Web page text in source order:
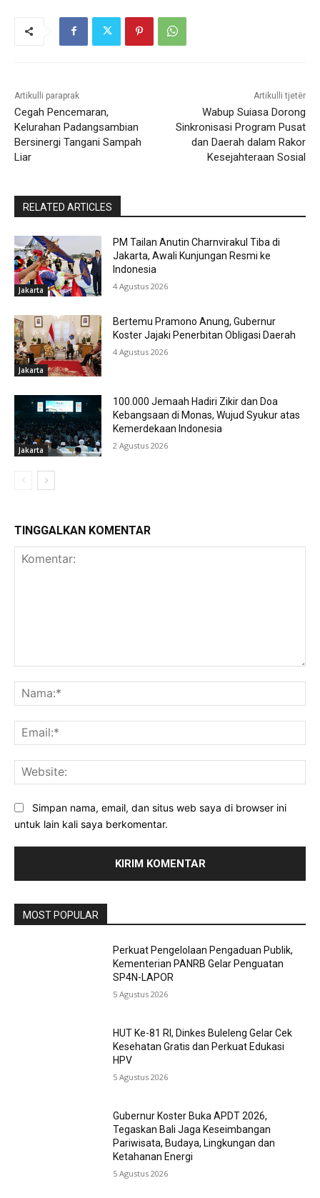
Artikulli paraprak
Cegah Pencemaran,
Kelurahan Padangsambian
Bersinergi Tangani Sampah
Liar
Artikulli tjetër
Wabup Suiasa Dorong
Sinkronisasi Program Pusat
dan Daerah dalam Rakor
Kesejahteraan Sosial
RELATED ARTICLES
Jakarta
PM Tailan Anutin Charnvirakul Tiba di
Jakarta, Awali Kunjungan Resmi ke
Indonesia
4 Agustus 2026
Jakarta
Bertemu Pramono Anung, Gubernur
Koster Jajaki Penerbitan Obligasi Daerah
4 Agustus 2026
Jakarta
100.000 Jemaah Hadiri Zikir dan Doa
Kebangsaan di Monas, Wujud Syukur atas
Kemerdekaan Indonesia
2 Agustus 2026
TINGGALKAN KOMENTAR
Simpan nama, email, dan situs web saya di browser ini
untuk lain kali saya berkomentar.
MOST POPULAR
Perkuat Pengelolaan Pengaduan Publik,
Kementerian PANRB Gelar Penguatan
SP4N-LAPOR
5 Agustus 2026
HUT Ke-81 RI, Dinkes Buleleng Gelar Cek
Kesehatan Gratis dan Perkuat Edukasi
HPV
5 Agustus 2026
Gubernur Koster Buka APDT 2026,
Tegaskan Bali Jaga Keseimbangan
Pariwisata, Budaya, Lingkungan dan
Ketahanan Energi
5 Agustus 2026